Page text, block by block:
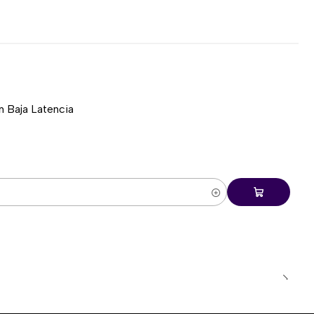
espacios reducidos.
Mode
métodos de conexión:
está orientado a gaming y uso diario, entregando una
Baja Latencia